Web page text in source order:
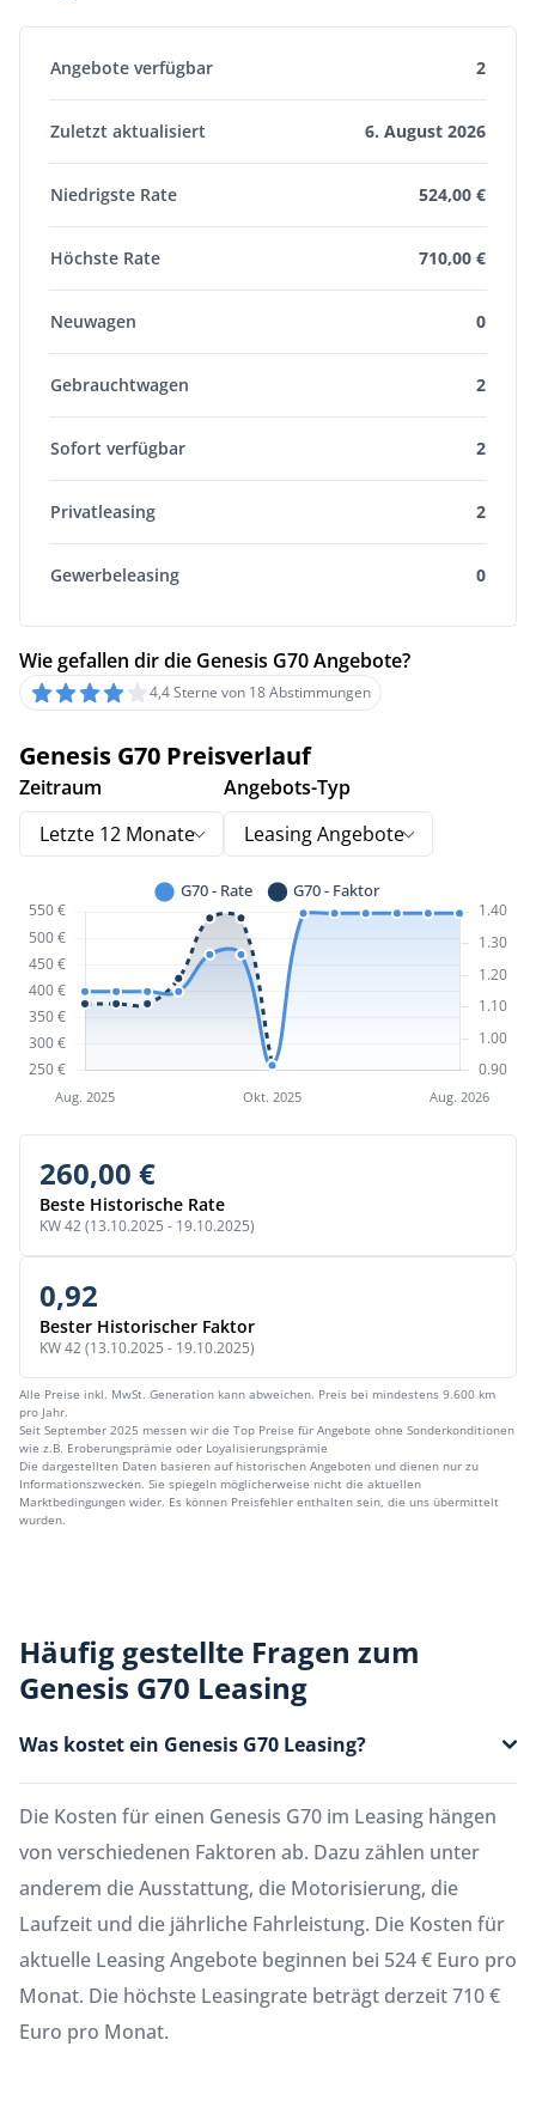
Angebote verfügbar 2
Zuletzt aktualisiert 6. August 2026
Niedrigste Rate 524,00 €
Höchste Rate 710,00 €
Neuwagen 0
Gebrauchtwagen 2
Sofort verfügbar 2
Privatleasing 2
Gewerbeleasing 0
Wie gefallen dir die Genesis G70 Angebote?
4,4 Sterne von 18 Abstimmungen
Genesis G70 Preisverlauf
Zeitraum
Letzte 12 Monate
Angebots-Typ
Leasing Angebote
260,00 €
Beste Historische Rate
KW 42 (13.10.2025 - 19.10.2025)
0,92
Bester Historischer Faktor
KW 42 (13.10.2025 - 19.10.2025)
Alle Preise inkl. MwSt. Generation kann abweichen. Preis bei mindestens 9.600 km
pro Jahr.
Seit September 2025 messen wir die Top Preise für Angebote ohne Sonderkonditionen
wie z.B. Eroberungsprämie oder Loyalisierungsprämie
Die dargestellten Daten basieren auf historischen Angeboten und dienen nur zu
Informationszwecken. Sie spiegeln möglicherweise nicht die aktuellen
Marktbedingungen wider. Es können Preisfehler enthalten sein, die uns übermittelt
wurden.
Häufig gestellte Fragen zum
Genesis G70 Leasing
Was kostet ein Genesis G70 Leasing?
Die Kosten für einen Genesis G70 im Leasing hängen
von verschiedenen Faktoren ab. Dazu zählen unter
anderem die Ausstattung, die Motorisierung, die
Laufzeit und die jährliche Fahrleistung. Die Kosten für
aktuelle Leasing Angebote beginnen bei 524 € Euro pro
Monat. Die höchste Leasingrate beträgt derzeit 710 €
Euro pro Monat.